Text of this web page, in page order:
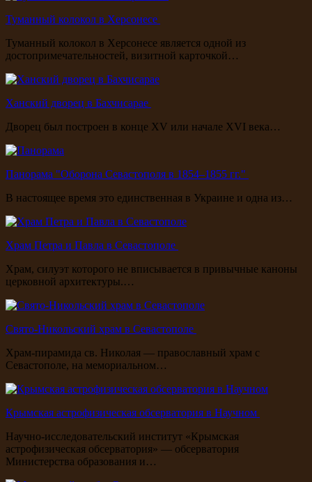
Туманный колокол в Херсонесе
Туманный колокол в Херсонесе является одной из
достопримечательностей, визитной карточкой…
Ханский дворец в Бахчисарае
Дворец был построен в конце XV или начале XVI века…
Панорама "Оборона Севастополя в 1854–1855 гг."
В настоящее время это единственная в Украине и одна из…
Храм Петра и Павла в Севастополе
Храм, силуэт которого не вписывается в привычные каноны
церковной архитектуры.…
Свято-Никольский храм в Севастополе
Храм-пирамида св. Николая — православный храм с
Севастополе, на мемориальном…
Крымская астрофизическая обсерватория в Научном
Научно-исследовательский институт «Крымская
астрофизическая обсерватория» — обсерватория
Министерства образования и…